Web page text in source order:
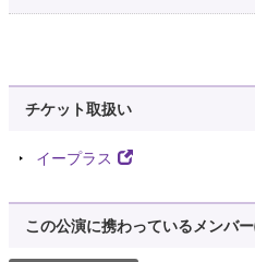
チケット取扱い
イープラス
この公演に携わっているメンバー